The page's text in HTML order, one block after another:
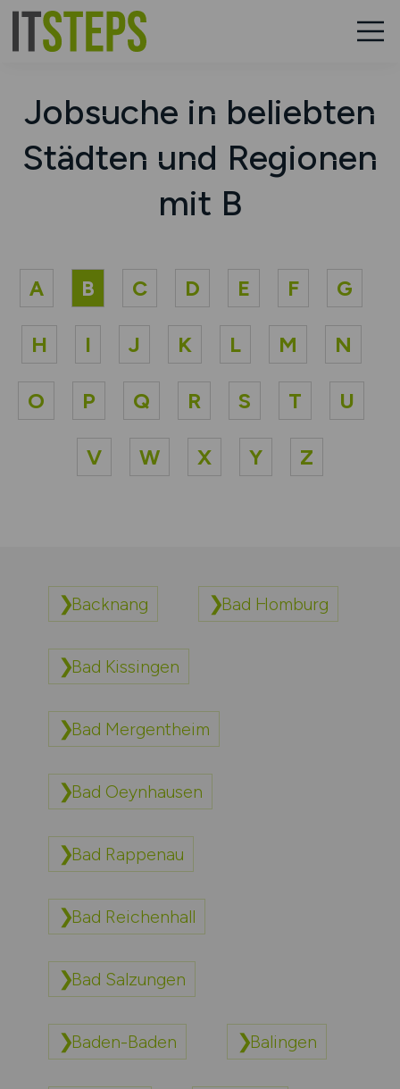
Jobsuche in beliebten
Städten und Regionen
mit B
A B C D E F G
H I J K L M N
O P Q R S T U
V W X Y Z
Backnang Bad Homburg
Bad Kissingen
Bad Mergentheim
Bad Oeynhausen
Bad Rappenau
Bad Reichenhall
Bad Salzungen
Baden-Baden Balingen